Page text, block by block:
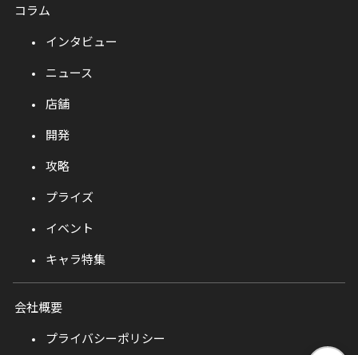
コラム
インタビュー
ニュース
店舗
開発
攻略
プライズ
イベント
キャラ特集
会社概要
プライバシーポリシー